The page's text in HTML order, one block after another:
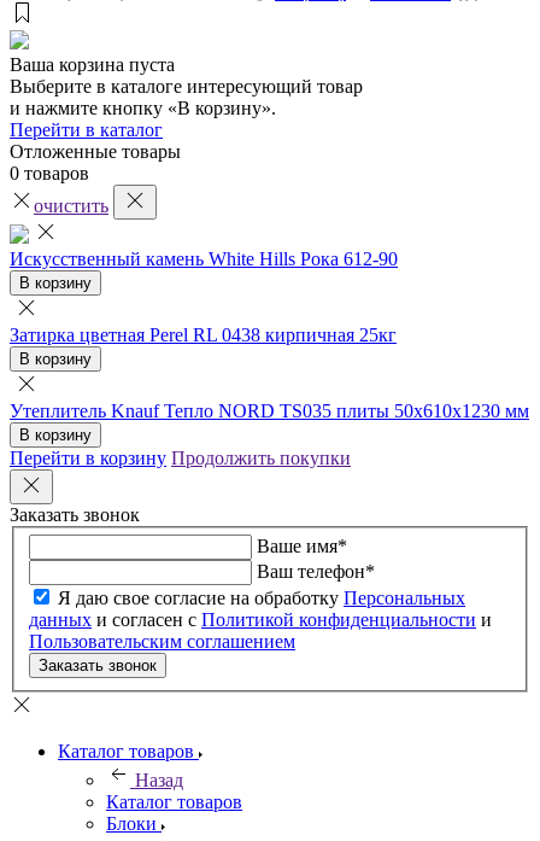
Ваша корзина пуста
Выберите в каталоге интересующий товар
и нажмите кнопку «В корзину».
Перейти в каталог
Отложенные товары
0 товаров
очистить
Искусственный камень White Hills Рока 612-90
В корзину
Затирка цветная Perel RL 0438 кирпичная 25кг
В корзину
Утеплитель Knauf Тепло NORD TS035 плиты 50х610х1230 мм
В корзину
Перейти в корзину Продолжить покупки
Заказать звонок
Ваше имя*
Ваш телефон*
Я даю свое согласие на обработку Персональных
данных и согласен с Политикой конфиденциальности и
Пользовательским соглашением
Заказать звонок
Каталог товаров
Назад
Каталог товаров
Блоки